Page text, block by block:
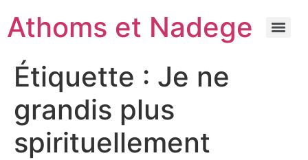
Athoms et Nadege
Étiquette : Je ne
grandis plus
spirituellement